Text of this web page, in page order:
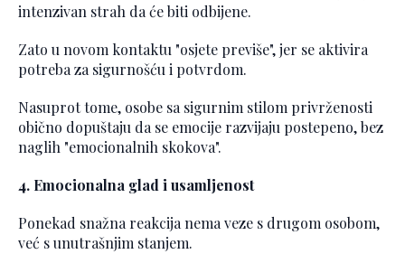
intenzivan strah da će biti odbijene.
Zato u novom kontaktu "osjete previše", jer se aktivira
potreba za sigurnošću i potvrdom.
Nasuprot tome, osobe sa sigurnim stilom privrženosti
obično dopuštaju da se emocije razvijaju postepeno, bez
naglih "emocionalnih skokova".
4. Emocionalna glad i usamljenost
Ponekad snažna reakcija nema veze s drugom osobom,
već s unutrašnjim stanjem.